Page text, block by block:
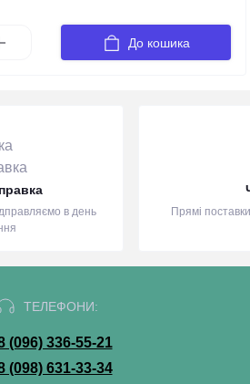
До кошика
в день
Прямі
ТЕЛЕФОНИ:
(096) 336-55-21
(098) 631-33-34